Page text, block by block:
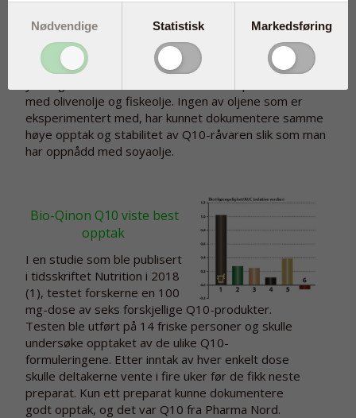
Pharma Nord har gjennom årene eksperimentert med
en lang rekke forskjellige oljer og fettstoffer for å se
om det er mulig å forbedre kroppens opptak av Q10
med olivenolje og fiskeolje. Ingen av oljene som er
eksperimentert med, har kunnet dokumentere samme
høye opptak og stabilitet av Q10-råvaren slik som man
har oppnådd med soyaolje.
Bio-Qinon Q10 viste best
opptak
I en studie som ble publisert
i tidsskriftet Nutrition i 2018
(1), testet forskerne en 100
mg-dose av seks forskjellige Q10-produkter.
Testen ble utført på 14 friske personer og skulle
undersøke opptaket av de ulike Q10-
formuleringene. Etter inntak av hver enkelt dose
skulle deltakerne vente i fire uker før de fikk neste
preparat. Kun ett preparat kunne dokumentere
godt opptak, og det var Q10 fra Pharma Nord.
Nødvendige Statistisk Markedsføring